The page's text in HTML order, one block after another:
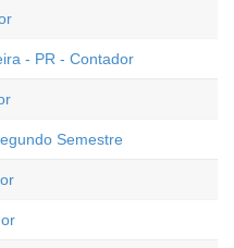
- PR - Contador
Semestre